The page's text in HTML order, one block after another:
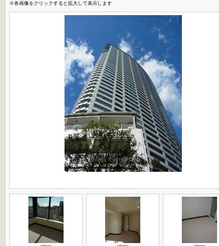
※各画像をクリックすると拡大して表示します